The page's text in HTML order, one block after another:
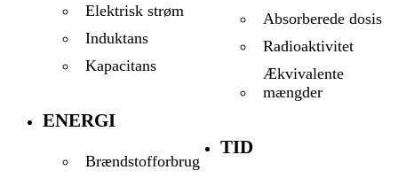
Elektrisk strøm
Induktans
Kapacitans
ENERGI
Brændstofforbrug
Absorberede dosis
Radioaktivitet
Ækvivalente
mængder
TID